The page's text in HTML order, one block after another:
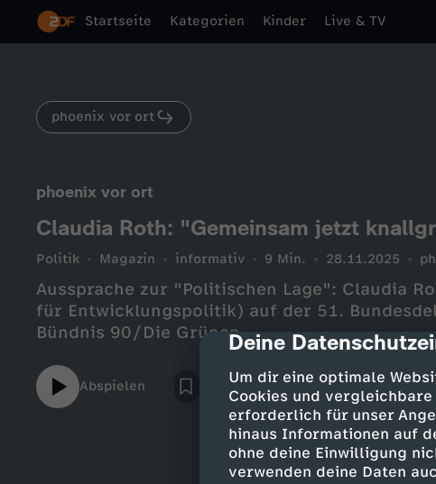
cmp-dialog-
Deine
Um dir eine optimale
Cookies und
erforderlich für unser
hinaus Informationen auf
ohne deine Einwilligung
verwenden deine Daten
Startseite Kategorien Kinder Live & TV
phoenix vor ort
phoenix vor ort
Claudia Roth: "Gemeinsam jetzt
Politik Magazin informativ 9 Min. 28.11.2025
Aussprache zur "Politischen Lage": Claudia
für Entwicklungspolitik) auf der 51.
Bündnis 90/Die Grünen
Abspielen